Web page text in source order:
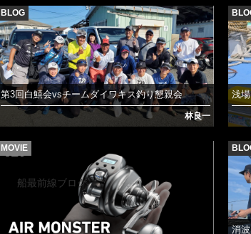
第3回白鱚会vsチームダイワキス釣り懇親会
林良一
BLOG
浅
MOVIE
船最前線ブログ
消